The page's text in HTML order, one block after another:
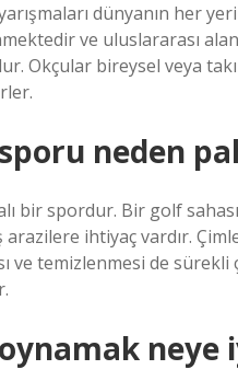
dünyanın her
ve uluslararası
Okçular bireysel veya
neden
bir spordur. Bir golf
ihtiyaç vardır.
ve temizlenmesi de sürekli
neye